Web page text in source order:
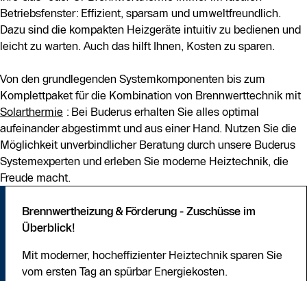
Betriebsfenster: Effizient, sparsam und umweltfreundlich.
Dazu sind die kompakten Heizgeräte intuitiv zu bedienen und
leicht zu warten. Auch das hilft Ihnen, Kosten zu sparen.
Von den grundlegenden Systemkomponenten bis zum
Komplettpaket für die Kombination von Brennwerttechnik mit
Solarthermie : Bei Buderus erhalten Sie alles optimal
aufeinander abgestimmt und aus einer Hand. Nutzen Sie die
Möglichkeit unverbindlicher Beratung durch unsere Buderus
Systemexperten und erleben Sie moderne Heiztechnik, die
Freude macht.
Brennwertheizung & Förderung - Zuschüsse im
Überblick!
Mit moderner, hocheffizienter Heiztechnik sparen Sie
vom ersten Tag an spürbar Energiekosten.